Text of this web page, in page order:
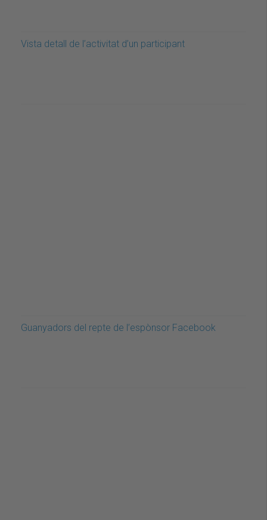
Vista detall de l’activitat d’un participant
Guanyadors del repte de l’espònsor Facebook